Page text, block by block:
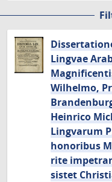
Lingvae
Wilhelmo,
Heinrico
Lingvarum
honoribus
rite
sistet